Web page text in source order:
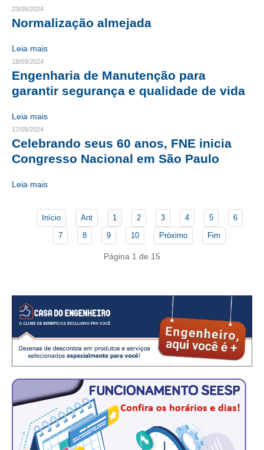
CONTATO
CURSOS
ENGENHEIRO EMPREENDEDOR
SEESP EDUCAÇÃO
PLATAFORMAS GRATUITAS
BENEFÍCIOS
APOSENTADORIA
PLANO DE SAÚDE
SEESPPREV
COMUNICAÇÃO
PALAVRA DO MURILO
CONTEÚDO ESPECIAL
JORNAL DO ENGENHEIRO
AGENDA
23/09/2024
Normalização almejada
Leia mais
18/09/2024
Engenharia de Manutenção para
garantir segurança e qualidade de vida
Leia mais
17/09/2024
Celebrando seus 60 anos, FNE inicia
Congresso Nacional em São Paulo
Leia mais
Início Ant 1 2 3 4 5
6
7
8 9 10 Próximo Fim
Página 1 de 15